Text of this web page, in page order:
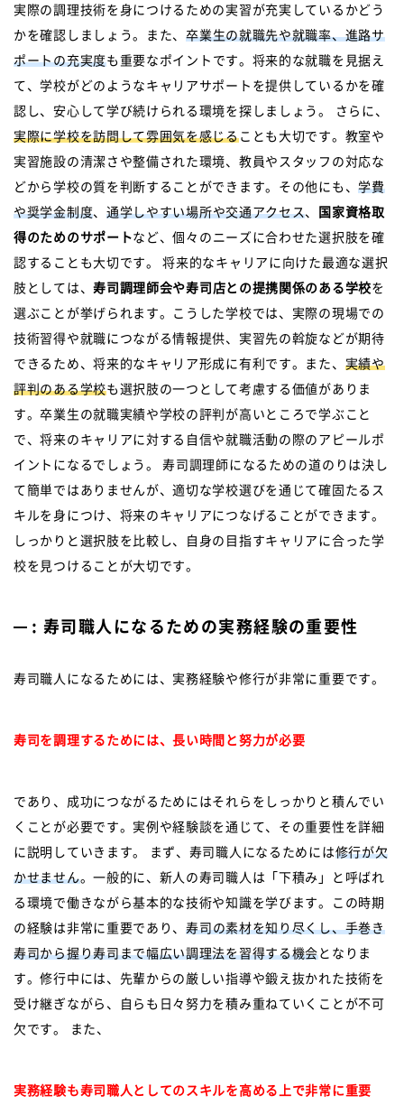
実際の調理技術を身につけるための実習が充実しているかどう
かを確認しましょう。また、卒業生の就職先や就職率、進路サ
ポートの充実度も重要なポイントです。将来的な就職を見据え
て、学校がどのようなキャリアサポートを提供しているかを確
認し、安心して学び続けられる環境を探しましょう。 さらに、
実際に学校を訪問して雰囲気を感じることも大切です。教室や
実習施設の清潔さや整備された環境、教員やスタッフの対応な
どから学校の質を判断することができます。その他にも、学費
や奨学金制度、 通学しやすい場所や交通アクセス、
国家資格取
得のためのサポートなど、個々のニーズに合わせた選択肢を確
認することも大切です。 将来的なキャリアに向けた最適な選択
肢としては、寿司調理師会や寿司店との提携関係のある学校を
選ぶことが挙げられます。こうした学校では、実際の現場での
技術習得や就職につながる情報提供、実習先の斡旋などが期待
できるため、将来的なキャリア形成に有利です。また、 実績や
評判のある学校も選択肢の一つとして考慮する価値がありま
す。卒業生の就職実績や学校の評判が高いところで学ぶこと
で、将来のキャリアに対する自信や就職活動の際のアピールポ
イントになるでしょう。 寿司調理師になるための道のりは決し
て簡単ではありませんが、適切な学校選びを通じて確固たるス
キルを身につけ、将来のキャリアにつなげることができます。
しっかりと選択肢を比較し、自身の目指すキャリアに合った学
校を見つけることが大切です。
: 寿司職人になるための実務経験の重要性
寿司職人になるためには、実務経験や修行が非常に重要です。
寿司を調理するためには、長い時間と努力が必要
であり、成功につながるためにはそれらをしっかりと積んでい
くことが必要です。実例や経験談を通じて、その重要性を詳細
に説明していきます。 まず、寿司職人になるためには修行が欠
かせません。一般的に、新人の寿司職人は「下積み」と呼ばれ
る環境で働きながら基本的な技術や知識を学びます。この時期
の経験は非常に重要であり、寿司の素材を知り尽くし、手巻き
寿司から握り寿司まで幅広い調理法を習得する機会となりま
す。修行中には、先輩からの厳しい指導や鍛え抜かれた技術を
受け継ぎながら、自らも日々努力を積み重ねていくことが不可
欠です。 また、
実務経験も寿司職人としてのスキルを高める上で非常に重要